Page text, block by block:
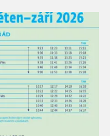
30
na
Pokud
prodejní
přes email
zde v události,
Počet